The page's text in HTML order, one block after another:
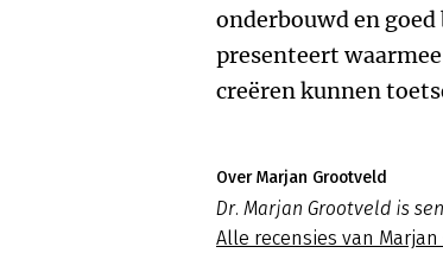
onderbouwd en
presenteert
creëren kunnen
Over Marjan Grootveld
Dr. Marjan Grootveld is
Alle recensies van Marjan